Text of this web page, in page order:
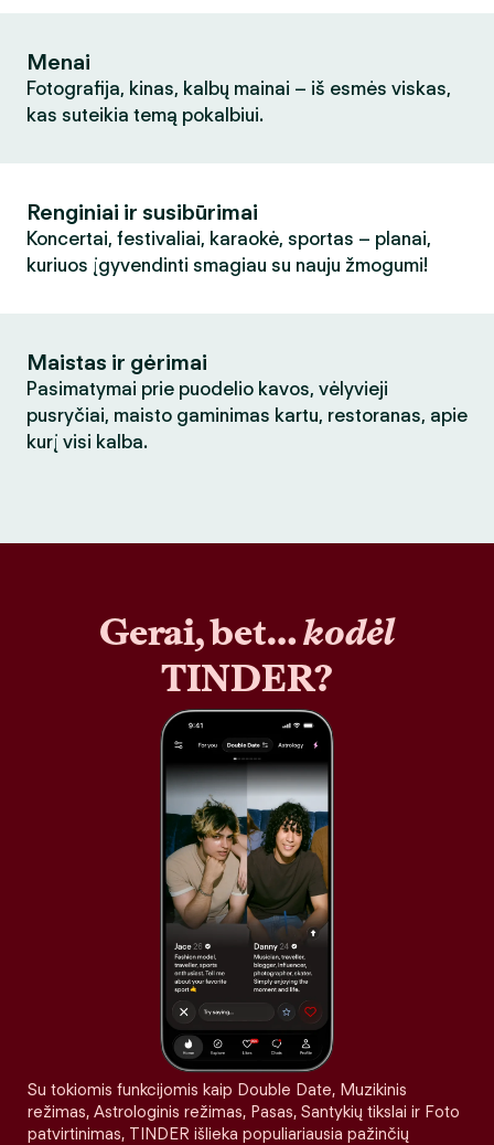
Menai
Fotografija, kinas, kalbų mainai – iš esmės viskas,
kas suteikia temą pokalbiui.
Renginiai ir susibūrimai
Koncertai, festivaliai, karaokė, sportas – planai,
kuriuos įgyvendinti smagiau su nauju žmogumi!
Maistas ir gėrimai
Pasimatymai prie puodelio kavos, vėlyvieji
pusryčiai, maisto gaminimas kartu, restoranas, apie
kurį visi kalba.
Gerai, bet…kodėl
TINDER?
Su tokiomis funkcijomis kaip Double Date, Muzikinis
režimas, Astrologinis režimas, Pasas, Santykių tikslai ir Foto
patvirtinimas, TINDER išlieka populiariausia pažinčių